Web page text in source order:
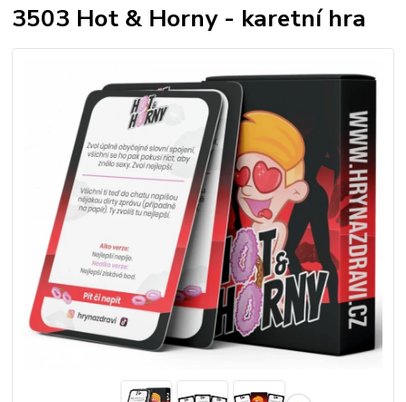
3503 Hot & Horny - karetní hra